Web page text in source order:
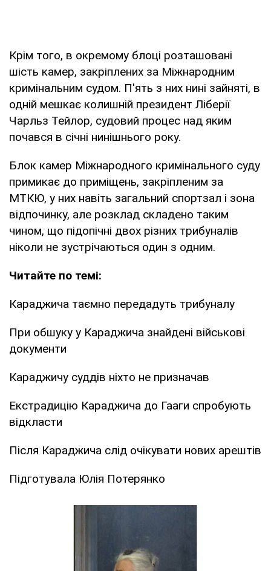
Крім того, в окремому блоці розташовані
шість камер, закріплених за Міжнародним
кримінальним судом. П'ять з них нині зайняті, в
одній мешкає колишній президент Ліберії
Чарльз Тейлор, судовий процес над яким
почався в січні нинішнього року.
Блок камер Міжнародного кримінального суду
примикає до приміщень, закріпленим за
МТКЮ, у них навіть загальний спортзал і зона
відпочинку, але розклад складено таким
чином, що підопічні двох різних трибуналів
ніколи не зустрічаються один з одним.
Читайте по темі:
Караджича таємно передадуть трибуналу
При обшуку у Караджича знайдені військові
документи
Караджичу суддів ніхто не призначав
Екстрадицію Караджича до Гааги спробують
відкласти
Після Караджича слід очікувати нових арештів
Підготувала Юлія Потерянко